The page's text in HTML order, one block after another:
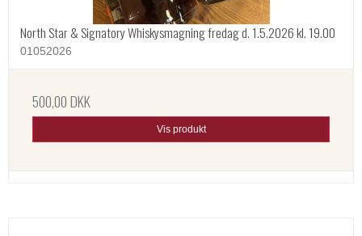
North Star & Signatory Whiskysmagning fredag d. 1.5.2026 kl. 19.00
01052026
500,00 DKK
Vis produkt